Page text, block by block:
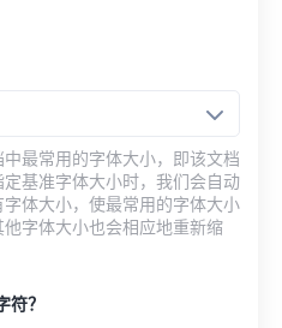
最常用的字体大小，即该文档
基准字体大小时，我们会自动
体大小，使最常用的字体大小
字体大小也会相应地重新缩
？